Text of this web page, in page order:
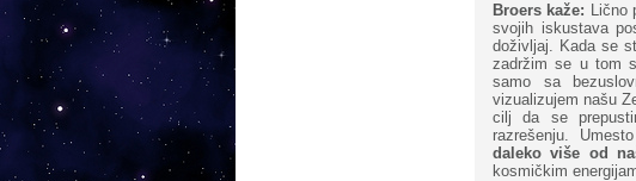
Broers kaže: Lično
svojih iskustava
doživljaj. Kada se
zadržim se u tom
samo sa
vizualizujem našu
cilj da se
razrešenju.
daleko više od
kosmičkim